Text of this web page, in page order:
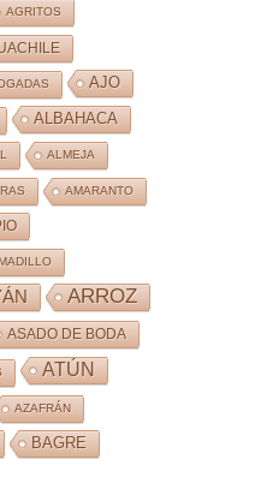
AGRITOS
AJO
ALBAHACA
ALMEJA
AMARANTO
ARROZ
ASADO DE BODA
ATÚN
AZAFRÁN
BAGRE